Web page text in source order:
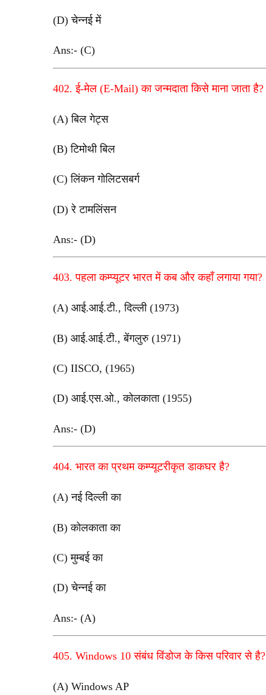
(D) चेन्नई में
Ans:- (C)
402. ई-मेल (E-Mail) का जन्मदाता किसे माना जाता है?
(A) बिल गेट्स
(B) टिमोथी बिल
(C) लिंकन गोलिटसबर्ग
(D) रे टामलिंसन
Ans:- (D)
403. पहला कम्प्यूटर भारत में कब और कहाँ लगाया गया?
(A) आई.आई.टी., दिल्ली (1973)
(B) आई.आई.टी., बेंगलुरु (1971)
(C) IISCO, (1965)
(D) आई.एस.ओ., कोलकाता (1955)
Ans:- (D)
404. भारत का प्रथम कम्प्यूटरीकृत डाकघर है?
(A) नई दिल्ली का
(B) कोलकाता का
(C) मुम्बई का
(D) चेन्नई का
Ans:- (A)
405. Windows 10 संबंध विंडोज के किस परिवार से है?
(A) Windows AP